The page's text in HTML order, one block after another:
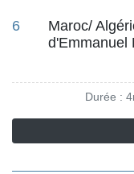
6
Maroc/
d'Emmanuel
Durée :